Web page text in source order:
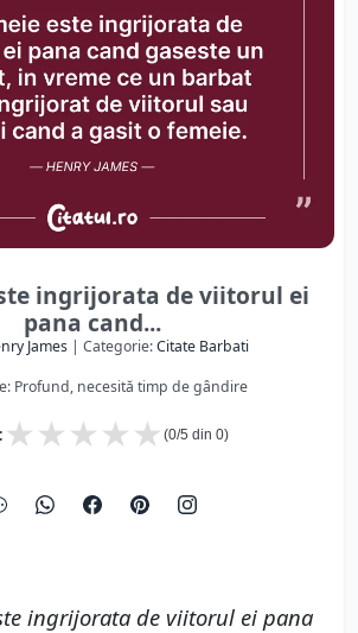
ingrijorata de viitorul ei
pana cand...
James| Categorie:Citate Barbati
Profund, necesită timp de gândire
★
★
★
★
★ (0/5 din 0)
ingrijorata de viitorul ei pana